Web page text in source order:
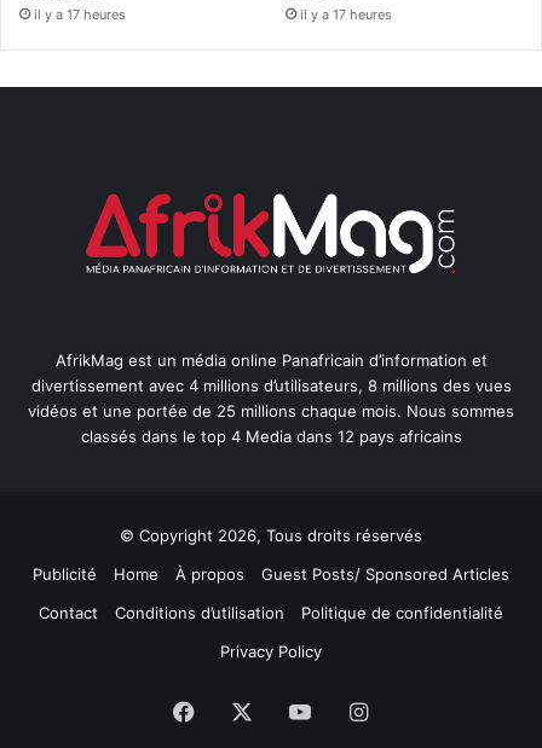
il y a 17 heures il y a 17 heures
AfrikMag est un média online Panafricain d’information et
divertissement avec 4 millions d’utilisateurs, 8 millions des vues
vidéos et une portée de 25 millions chaque mois. Nous sommes
classés dans le top 4 Media dans 12 pays africains
© Copyright 2026, Tous droits réservés
Publicité
Home À propos
Guest Posts/ Sponsored Articles
Contact
Conditions d’utilisation
Politique de confidentialité
Privacy Policy
Facebook YouTubeInstagram